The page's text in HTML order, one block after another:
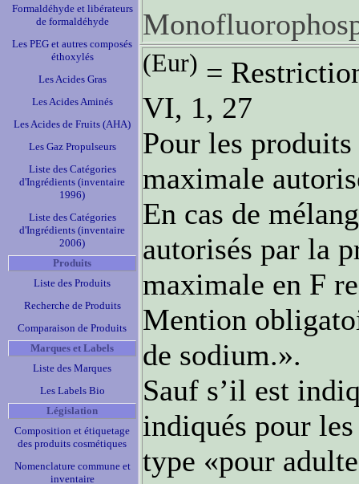
Formaldéhyde et libérateurs
de formaldéhyde
Les PEG et autres composés
éthoxylés
Les Acides Gras
Les Acides Aminés
Les Acides de Fruits (AHA)
Les Gaz Propulseurs
Liste des Catégories
d'Ingrédients (inventaire
1996)
Liste des Catégories
d'Ingrédients (inventaire
2006)
Produits
Liste des Produits
Recherche de Produits
Comparaison de Produits
Marques et Labels
Liste des Marques
Les Labels Bio
Législation
Composition et étiquetage
des produits cosmétiques
Nomenclature commune et
inventaire
(Eur) =
VI, 1, 27
Pour les
maximale
En cas de
autorisés par la
maximale en F
Mention
de sodium.».
Sauf s’il est
indiqués pour
type «pour